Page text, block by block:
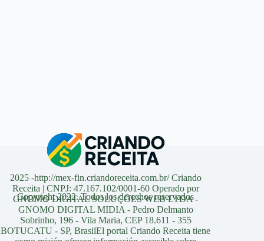
Copyright 2022. Todos los derechos reservados
2025 -http://mex-fin.criandoreceita.com.br/ Criando
Receita | CNPJ: 47.167.102/0001-60 Operado por
GNOMO DIGITAL SOLUÇÕES WEB LTDA -
GNOMO DIGITAL MIDIA - Pedro Delmanto
Sobrinho, 196 - Vila Maria, CEP 18.611 - 355
BOTUCATU - SP, BrasilEl portal Criando Receita tiene